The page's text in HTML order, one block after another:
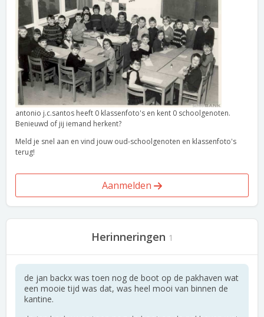
antonio j.c.santos heeft 0 klassenfoto's en kent 0 schoolgenoten.
Benieuwd of jij iemand herkent?
Meld je snel aan en vind jouw oud-schoolgenoten en klassenfoto's
terug!
Aanmelden
Herinneringen 1
de jan backx was toen nog de boot op de pakhaven wat
een mooie tijd was dat, was heel mooi van binnen de
kantine.